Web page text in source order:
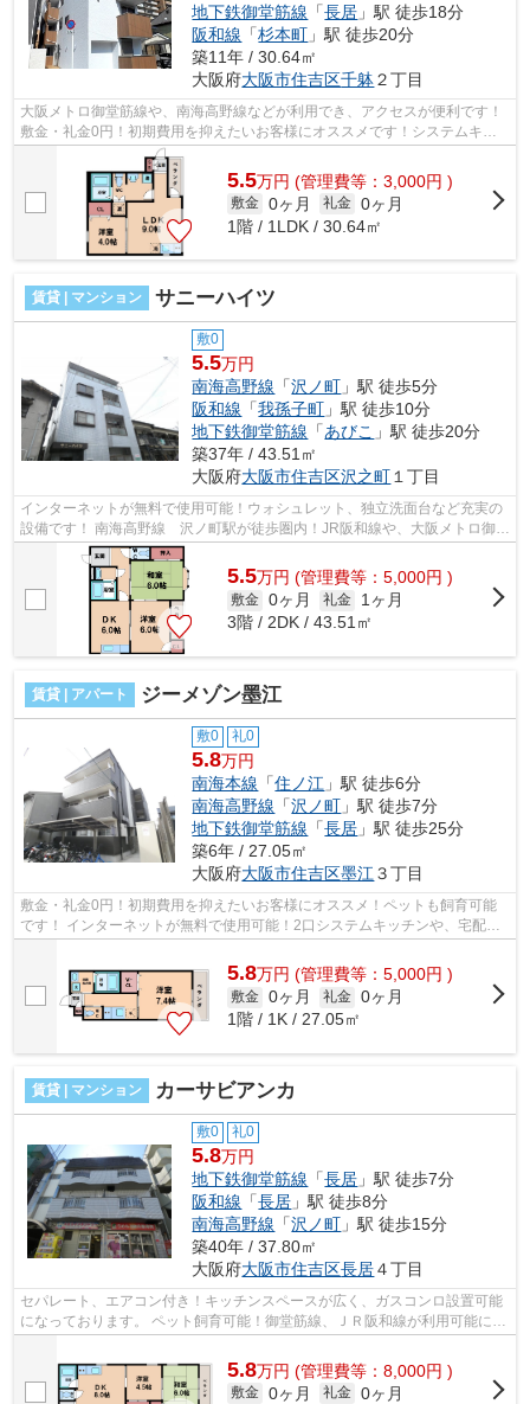
地下鉄御堂筋線 「長居 」駅 徒歩18分
阪和線 「杉本町 」駅 徒歩20分
築11年 / 30.64㎡
大阪府大阪市住吉区千躰２丁目
大阪メトロ御堂筋線や、南海高野線などが利用でき、アクセスが便利です！
敷金・礼金0円！初期費用を抑えたいお客様にオススメです！システムキッ
チンなど！ ■□■□■□■□■□■□■□■□■□■□■□...
5.5万円 (管理費等：3,000円 )
敷金 0ヶ月 礼金 0ヶ月
1階 / 1LDK / 30.64㎡
賃貸 | マンション サニーハイツ
敷0
5.5万円
南海高野線 「沢ノ町 」駅 徒歩5分
阪和線 「我孫子町 」駅 徒歩10分
地下鉄御堂筋線 「あびこ 」駅 徒歩20分
築37年 / 43.51㎡
大阪府大阪市住吉区沢之町 １丁目
インターネットが無料で使用可能！ウォシュレット、独立洗面台など充実の
設備です！ 南海高野線 沢ノ町駅が徒歩圏内！JR阪和線や、大阪メトロ御堂
筋線なども利用可能です！ ■□■□■□■...
5.5万円 (管理費等：5,000円 )
敷金 0ヶ月 礼金
1ヶ月
3階 / 2DK / 43.51㎡
賃貸 | アパート ジーメゾン墨江
敷0 礼0
5.8万円
南海本線 「住ノ江 」駅 徒歩6分
南海高野線 「沢ノ町 」駅 徒歩7分
地下鉄御堂筋線 「長居 」駅 徒歩25分
築6年 / 27.05㎡
大阪府大阪市住吉区墨江 ３丁目
敷金・礼金0円！初期費用を抑えたいお客様にオススメ！ペットも飼育可能
です！ インターネットが無料で使用可能！2口システムキッチンや、宅配ボ
ックスなど！ ■□■□■□■□■□■□■□■□■□■□■...
5.8万円 (管理費等：5,000円 )
敷金 0ヶ月 礼金 0ヶ月
1階 / 1K / 27.05㎡
賃貸 | マンション カーサビアンカ
敷0 礼0
5.8万円
地下鉄御堂筋線 「長居 」駅 徒歩7分
阪和線 「長居 」駅 徒歩8分
南海高野線 「沢ノ町 」駅 徒歩15分
築40年 / 37.80㎡
大阪府大阪市住吉区長居４丁目
セパレート、エアコン付き！キッチンスペースが広く、ガスコンロ設置可能
になっております。 ペット飼育可能！御堂筋線、ＪＲ阪和線が利用可能にな
5.8万円 (管理費等：8,000円 )
敷金 0ヶ月 礼金 0ヶ月